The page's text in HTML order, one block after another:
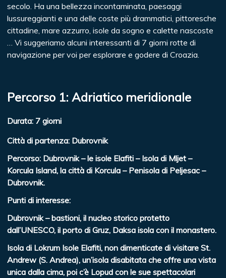
secolo. Ha una bellezza incontaminata, paesaggi
lussureggianti e una delle coste più drammatici, pittoresche
cittadine, mare azzurro, isole da sogno e calette nascoste
… Vi suggeriamo alcuni interessanti di 7 giorni rotte di
navigazione per voi per esplorare e godere di Croazia.
Percorso 1: Adriatico meridionale
Durata: 7 giorni
Città di partenza: Dubrovnik
Percorso: Dubrovnik – le isole Elafiti – Isola di Mljet –
Korcula Island, la città di Korcula – Penisola di Peljesac –
Dubrovnik.
Punti di interesse:
Dubrovnik – bastioni, il nucleo storico protetto
dall’UNESCO, il porto di Gruz, Daksa isola con il monastero.
Isola di Lokrum Isole Elafiti, non dimenticate di visitare St.
Andrew (S. Andrea), un’isola disabitata che offre una vista
unica dalla cima, poi c’è Lopud con le sue spettacolari